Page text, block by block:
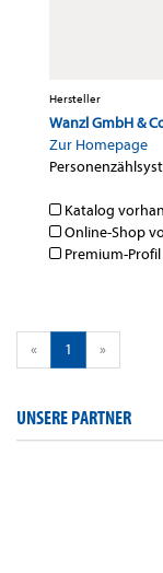
Hersteller
Wanzl GmbH &
Zur Homepage
Katalog
Online-Shop
Premium-Profil
« 1 »
UNSERE PARTNER